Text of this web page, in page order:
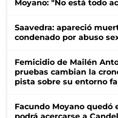
Moyano: "No está todo
Saavedra: apareció
condenado por abuso
Femicidio de Mailén
pruebas cambian la
pista sobre su entorno
Facundo Moyano quedó